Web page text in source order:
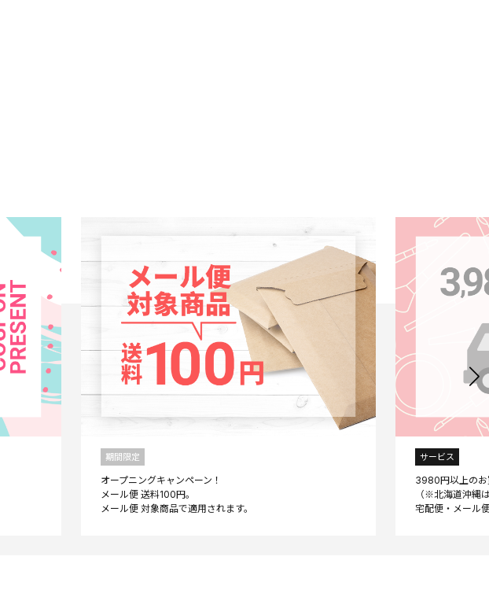
期間限定
オープニングキャンペーン！
メール便 送料100円。
サービス
3980円以上のお
（※北海道沖縄